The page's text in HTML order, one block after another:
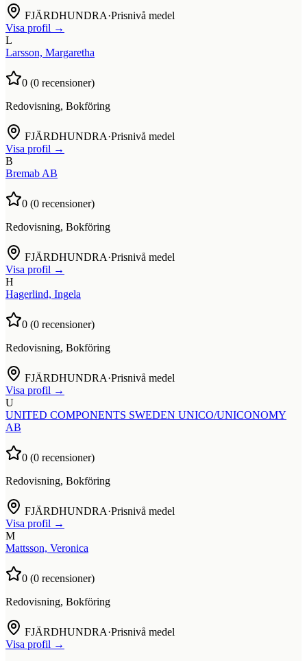
FJÄRDHUNDRA·Prisnivå medel
Visa profil →
L
Larsson, Margaretha
0 (0 recensioner)
Redovisning, Bokföring
FJÄRDHUNDRA·Prisnivå medel
Visa profil →
B
Bremab AB
0 (0 recensioner)
Redovisning, Bokföring
FJÄRDHUNDRA·Prisnivå medel
Visa profil →
H
Hagerlind, Ingela
0 (0 recensioner)
Redovisning, Bokföring
FJÄRDHUNDRA·Prisnivå medel
Visa profil →
U
UNITED COMPONENTS SWEDEN UNICO/UNICONOMY
AB
0 (0 recensioner)
Redovisning, Bokföring
FJÄRDHUNDRA·Prisnivå medel
Visa profil →
M
Mattsson, Veronica
0 (0 recensioner)
Redovisning, Bokföring
FJÄRDHUNDRA·Prisnivå medel
Visa profil →